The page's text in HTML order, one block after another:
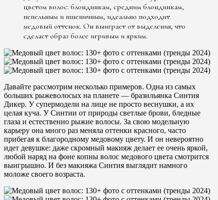
цветом волос: блондинкам, средним блондинкам,
пепельным и пшеничным, идеально подходит
медовый оттенок. Он выиграет от выделения, что
сделает образ более игривым и ярким.
Давайте рассмотрим несколько примеров. Одна из самых
больших рыжеволосых на планете — бразильянка Синтия
Дикер. У супермодели на лице не просто веснушки, а их
целая куча. У Синтии от природы светлые брови, бледные
глаза и естественно рыжие волосы. За свою модельную
карьеру она много раз меняла оттенки красного, часто
прибегая к благородному медовому цвету. И он невероятно
идет девушке: даже скромный макияж делает ее очень яркой,
любой наряд на фоне копны волос медового цвета смотрится
выигрышно. И без макияжа Синтия выглядит намного
моложе своего возраста.